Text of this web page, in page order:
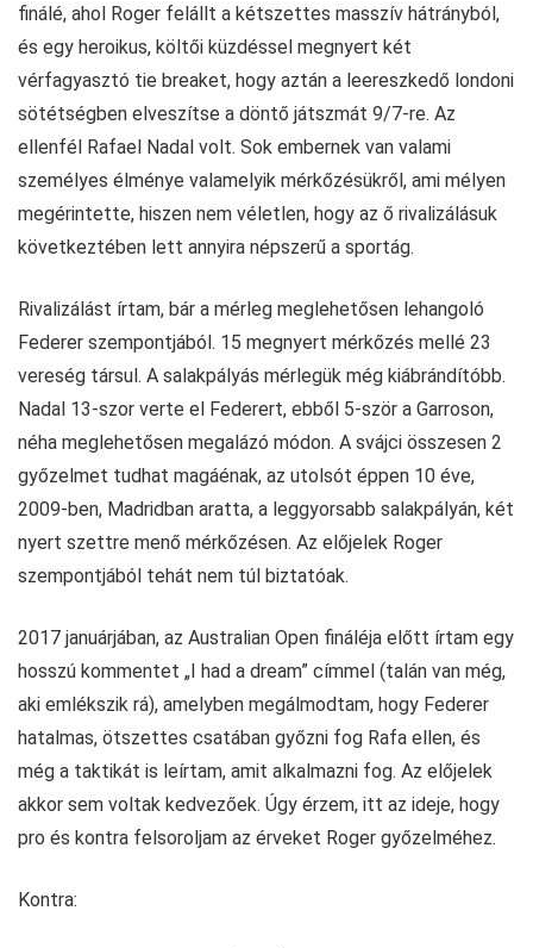
finálé, ahol Roger felállt a kétszettes masszív hátrányból,
és egy heroikus, költői küzdéssel megnyert két
vérfagyasztó tie breaket, hogy aztán a leereszkedő londoni
sötétségben elveszítse a döntő játszmát 9/7-re. Az
ellenfél Rafael Nadal volt. Sok embernek van valami
személyes élménye valamelyik mérkőzésükről, ami mélyen
megérintette, hiszen nem véletlen, hogy az ő rivalizálásuk
következtében lett annyira népszerű a sportág.
Rivalizálást írtam, bár a mérleg meglehetősen lehangoló
Federer szempontjából. 15 megnyert mérkőzés mellé 23
vereség társul. A salakpályás mérlegük még kiábrándítóbb.
Nadal 13-szor verte el Federert, ebből 5-ször a Garroson,
néha meglehetősen megalázó módon. A svájci összesen 2
győzelmet tudhat magáénak, az utolsót éppen 10 éve,
2009-ben, Madridban aratta, a leggyorsabb salakpályán, két
nyert szettre menő mérkőzésen. Az előjelek Roger
szempontjából tehát nem túl biztatóak.
2017 januárjában, az Australian Open fináléja előtt írtam egy
hosszú kommentet „I had a dream” címmel (talán van még,
aki emlékszik rá), amelyben megálmodtam, hogy Federer
hatalmas, ötszettes csatában győzni fog Rafa ellen, és
még a taktikát is leírtam, amit alkalmazni fog. Az előjelek
akkor sem voltak kedvezőek. Úgy érzem, itt az ideje, hogy
pro és kontra felsoroljam az érveket Roger győzelméhez.
Kontra: